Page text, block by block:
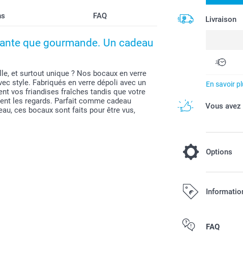
FAQ
que gourmande. Un cadeau
et surtout unique ? Nos bocaux en verre
style. Fabriqués en verre dépoli avec un
vos friandises fraîches tandis que votre
les regards. Parfait comme cadeau
ces bocaux sont faits pour être vus,
Livraison
En savoir
Vous
Options
Remplissez
Disponibilité et prix
Tous les prix sont
FAQ